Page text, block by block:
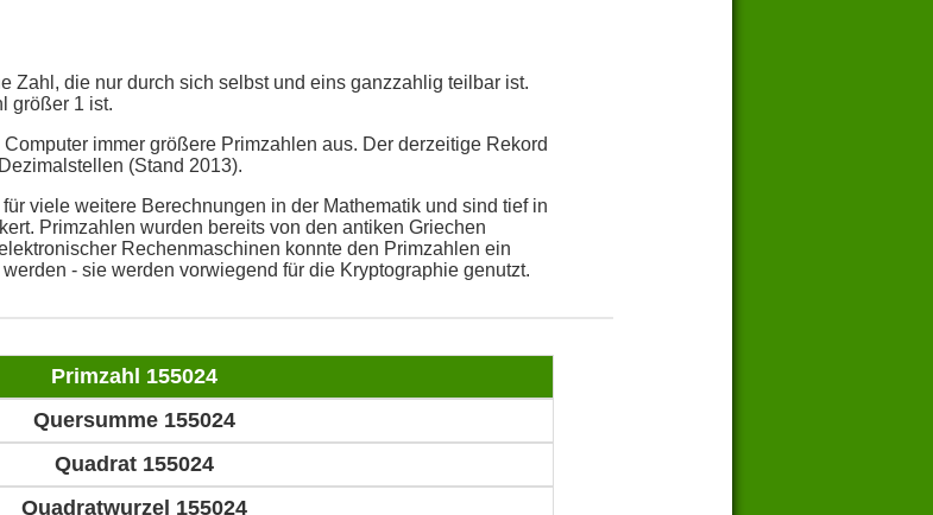
Zahl, die nur durch sich selbst und eins ganzzahlig teilbar ist.
größer 1 ist.
immer größere Primzahlen aus. Der derzeitige Rekord
(Stand 2013).
viele weitere Berechnungen in der Mathematik und sind tief in
Primzahlen wurden bereits von den antiken Griechen
Rechenmaschinen konnte den Primzahlen ein
- sie werden vorwiegend für die Kryptographie genutzt.
Primzahl 155024
Quersumme 155024
Quadrat 155024
Quadratwurzel 155024